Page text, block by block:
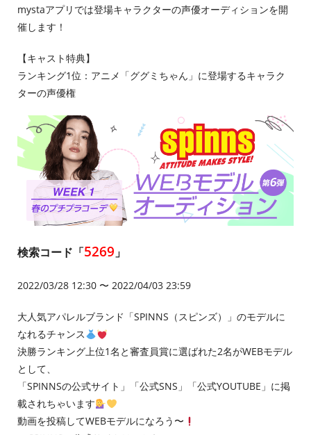
mystaアプリでは登場キャラクターの声優オーディションを開
催します！
【キャスト特典】
ランキング1位：アニメ「ググミちゃん」に登場するキャラク
ターの声優権
検索コード「5269 」
2022/03/28 12:30 〜 2022/04/03 23:59
大人気アパレルブランド「SPINNS（スピンズ）」のモデルに
なれるチャンス
決勝ランキング上位1名と審査員賞に選ばれた2名がWEBモデル
として、
「SPINNSの公式サイト」「公式SNS」「公式YOUTUBE」に掲
載されちゃいます
動画を投稿してWEBモデルになろう〜